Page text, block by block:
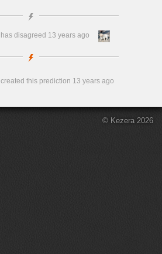
has disagreed 13 years ago
created this prediction 13 years ago
© Kezera 2026